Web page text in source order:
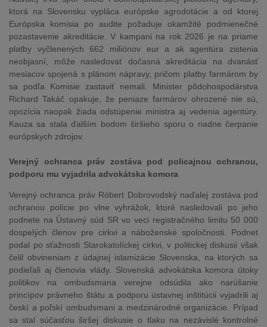
ktorá na Slovensku vypláca európske agrodotácie a od ktorej
Európska komisia po audite požaduje okamžité podmienečné
pozastavenie akreditácie. V kampani na rok 2026 je na priame
platby vyčlenených 662 miliónov eur a ak agentúra zistenia
neobjasní, môže nasledovať dočasná akreditácia na dvanásť
mesiacov spojená s plánom nápravy, pričom platby farmárom by
sa podľa Komisie zastaviť nemali. Minister pôdohospodárstva
Richard Takáč opakuje, že peniaze farmárov ohrozené nie sú,
opozícia naopak žiada odstúpenie ministra aj vedenia agentúry.
Kauza sa stala ďalším bodom širšieho sporu o riadne čerpanie
európskych zdrojov.
Verejný ochranca práv zostáva pod policajnou ochranou,
podporu mu vyjadrila advokátska komora
Verejný ochranca práv Róbert Dobrovodský naďalej zostáva pod
ochranou polície po vlne vyhrážok, ktoré nasledovali po jeho
podnete na Ústavný súd SR vo veci registračného limitu 50 000
dospelých členov pre cirkvi a náboženské spoločnosti. Podnet
podal po sťažnosti Starokatolíckej cirkvi, v politickej diskusii však
čelil obvineniam z údajnej islamizácie Slovenska, na ktorých sa
podieľali aj členovia vlády. Slovenská advokátska komora útoky
politikov na ombudsmana verejne odsúdila ako narúšanie
princípov právneho štátu a podporu ústavnej inštitúcii vyjadrili aj
českí a poľskí ombudsmani a medzinárodné organizácie. Prípad
sa stal súčasťou širšej diskusie o tlaku na nezávislé kontrolné